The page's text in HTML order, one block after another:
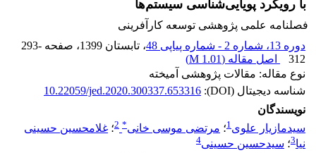
با رویکرد پویایی‌شناسی سیستم‌ها
فصلنامه علمی پژوهشی توسعه کارآفرینی
دوره 13، شماره 2 - شماره پیاپی 48
، تابستان 1399 ، صفحه 293-
312
اصل مقاله (1.01 M
)
نوع مقاله: مقالات پژوهشی آمیخته
شناسه دیجیتال (DOI):
10.22059/jed.2020.300337.653316
نویسندگان
سیدمازیار علوی1؛ مرتضی موسی خانی*
2؛ غلامحسین حسینی
نیا3؛ سیدحسین حسینی4